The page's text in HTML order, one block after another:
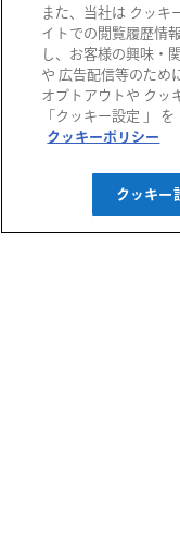
阪急百貨店
阪急メンズ大阪
阪神百貨店
阪神梅田本店
また、当社は クッキ
イトでの閲覧履歴情
し、お客様の興味・
や 広告配信等のため
オプトアウトや クッ
「クッキー設定 」
クッキーポリシー
クッキー